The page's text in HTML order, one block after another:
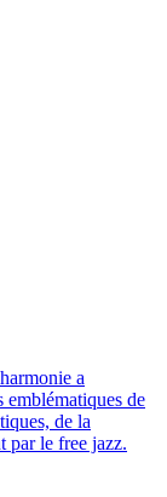
a
emblématiques de
de la
par le free jazz.